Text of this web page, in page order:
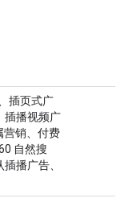
插页式广
插播视频广
营销、付费
自然搜
播广告、